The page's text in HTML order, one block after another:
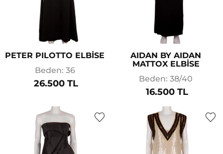
PETER PILOTTO ELBİSE
Beden: 36
26.500 TL
AIDAN BY AIDAN
MATTOX ELBİSE
Beden: 38/40
16.500 TL